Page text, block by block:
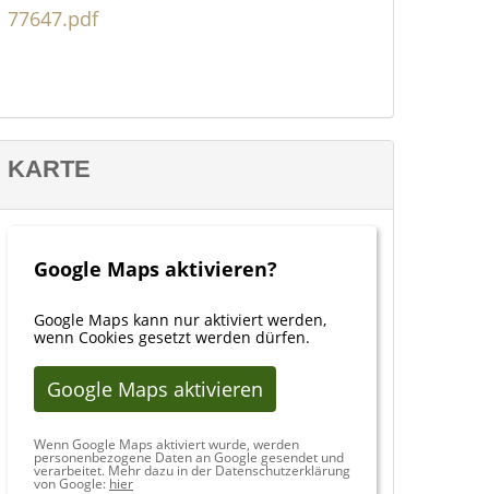
77647.pdf
KARTE
Google Maps aktivieren?
Google Maps kann nur aktiviert werden,
wenn Cookies gesetzt werden dürfen.
Google Maps aktivieren
Wenn Google Maps aktiviert wurde, werden
personenbezogene Daten an Google gesendet und
verarbeitet. Mehr dazu in der Datenschutzerklärung
von Google: hier